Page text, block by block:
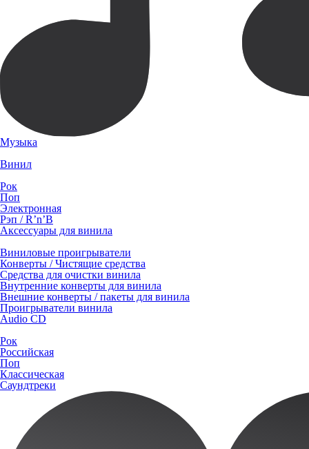
Музыка
Винил
Рок
Поп
Электронная
Рэп / R’n’B
Аксессуары для винила
Виниловые проигрыватели
Конверты / Чистящие средства
Средства для очистки винила
Внутренние конверты для винила
Внешние конверты / пакеты для винила
Проигрыватели винила
Audio CD
Рок
Российская
Поп
Классическая
Саундтреки